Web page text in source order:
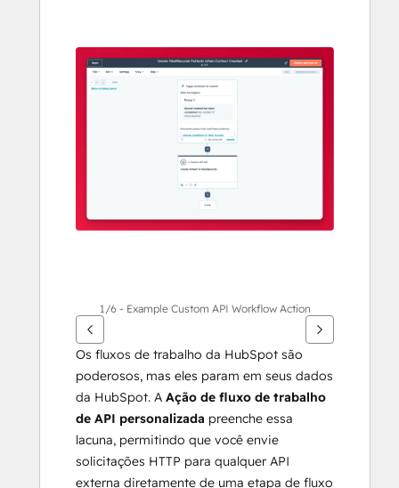
para
ver
outros
1/6 - Example Custom API Workflow Action
Os fluxos de trabalho da HubSpot são
poderosos, mas eles param em seus dados
da HubSpot. A Ação de fluxo de trabalho
de API personalizada preenche essa
lacuna, permitindo que você envie
solicitações HTTP para qualquer API
externa diretamente de uma etapa de fluxo